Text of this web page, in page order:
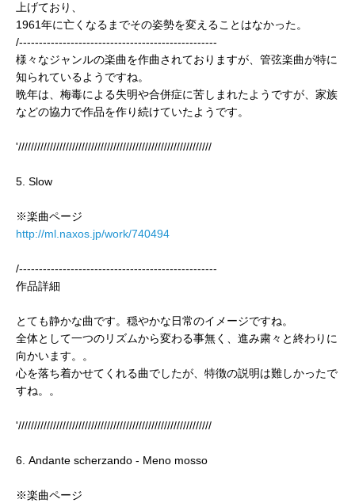
上げており、
1961年に亡くなるまでその姿勢を変えることはなかった。
/--------------------------------------------------
様々なジャンルの楽曲を作曲されておりますが、管弦楽曲が特に
知られているようですね。
晩年は、梅毒による失明や合併症に苦しまれたようですが、家族
などの協力で作品を作り続けていたようです。
'/////////////////////////////////////////////////////////////
5. Slow
※楽曲ページ
http://ml.naxos.jp/work/740494
/--------------------------------------------------
作品詳細
とても静かな曲です。穏やかな日常のイメージですね。
全体として一つのリズムから変わる事無く、進み粛々と終わりに
向かいます。。
心を落ち着かせてくれる曲でしたが、特徴の説明は難しかったで
すね。。
'/////////////////////////////////////////////////////////////
6. Andante scherzando - Meno mosso
※楽曲ページ